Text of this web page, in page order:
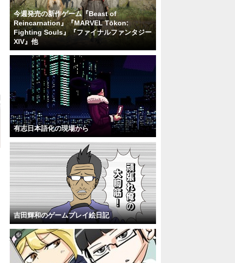
今週発売の新作ゲーム『Beast of
Reincarnation』『MARVEL Tōkon:
Fighting Souls』『ファイナルファンタジー
XIV』他
有志日本語化の現場から
吉田輝和のゲームプレイ絵日記